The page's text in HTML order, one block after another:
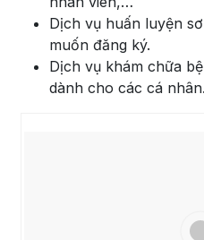
Dịch vụ huấn luyện
muốn đăng ký.
Dịch vụ khám chữa
dành cho các cá nhân.